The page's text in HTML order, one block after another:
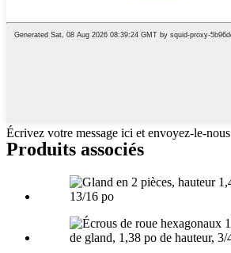
Écrivez votre message ici et envoyez-le-nous
Produits associés